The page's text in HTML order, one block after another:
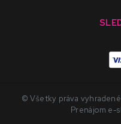
© Všetky práva
Prenájom e-